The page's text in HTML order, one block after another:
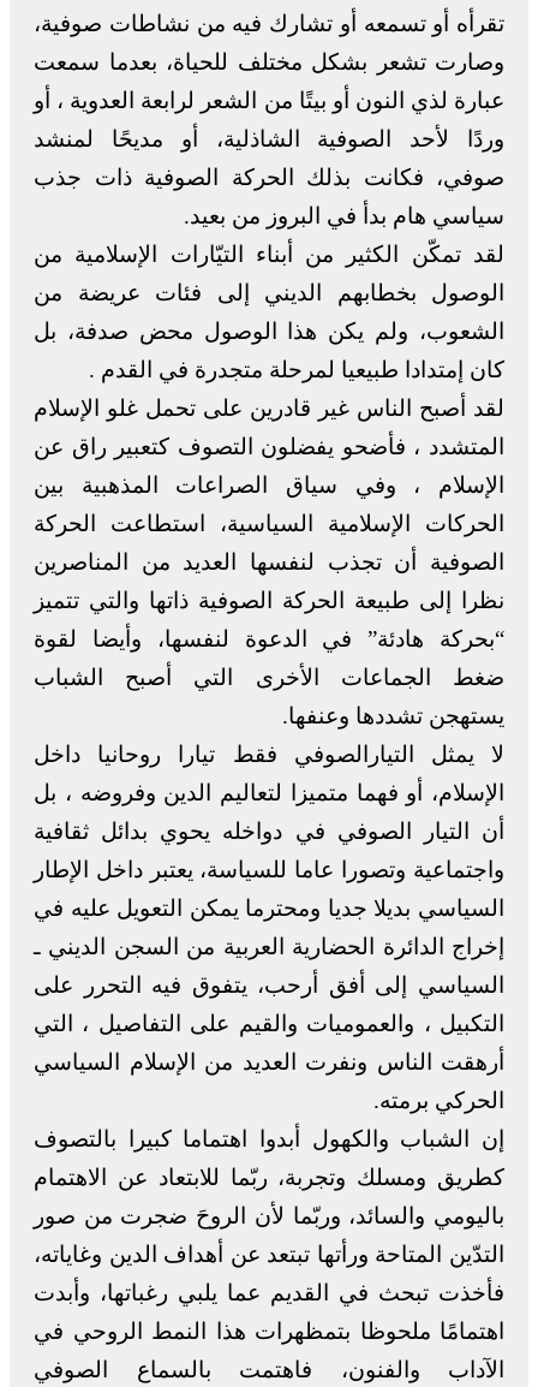
تقرأه أو تسمعه أو تشارك فيه من نشاطات صوفية،
وصارت تشعر بشكل مختلف للحياة، بعدما سمعت
عبارة لذي النون أو بيتًا من الشعر لرابعة العدوية ، أو
وردًا لأحد الصوفية الشاذلية، أو مديحًا لمنشد
صوفي، فكانت بذلك الحركة الصوفية ذات جذب
سياسي هام بدأ في البروز من بعيد.
لقد تمكّن الكثير من أبناء التيّارات الإسلامية من
الوصول بخطابهم الديني إلى فئات عريضة من
الشعوب، ولم يكن هذا الوصول محض صدفة، بل
كان إمتدادا طبيعيا لمرحلة متجدرة في القدم .
لقد أصبح الناس غير قادرين على تحمل غلو الإسلام
المتشدد ، فأضحو يفضلون التصوف كتعبير راق عن
الإسلام ، وفي سياق الصراعات المذهبية بين
الحركات الإسلامية السياسية، استطاعت الحركة
الصوفية أن تجذب لنفسها العديد من المناصرين
نظرا إلى طبيعة الحركة الصوفية ذاتها والتي تتميز
“بحركة هادئة” في الدعوة لنفسها، وأيضا لقوة
ضغط الجماعات الأخرى التي أصبح الشباب
يستهجن تشددها وعنفها.
لا يمثل التيارالصوفي فقط تيارا روحانيا داخل
الإسلام، أو فهما متميزا لتعاليم الدين وفروضه ، بل
أن التيار الصوفي في دواخله يحوي بدائل ثقافية
واجتماعية وتصورا عاما للسياسة، يعتبر داخل الإطار
السياسي بديلا جديا ومحترما يمكن التعويل عليه في
إخراج الدائرة الحضارية العربية من السجن الديني ـ
السياسي إلى أفق أرحب، يتفوق فيه التحرر على
التكبيل ، والعموميات والقيم على التفاصيل ، التي
أرهقت الناس ونفرت العديد من الإسلام السياسي
الحركي برمته.
إن الشباب والكهول أبدوا اهتماما كبيرا بالتصوف
كطريق ومسلك وتجربة، ربّما للابتعاد عن الاهتمام
باليومي والسائد، وربّما لأن الروحَ ضجرت من صور
التدّين المتاحة ورأتها تبتعد عن أهداف الدين وغاياته،
فأخذت تبحث في القديم عما يلبي رغباتها، وأبدت
اهتمامًا ملحوظا بتمظهرات هذا النمط الروحي في
الآداب والفنون، فاهتمت بالسماع الصوفي